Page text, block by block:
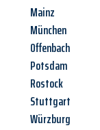
Mainz
München
Offenbach
Potsdam
Rostock
Stuttgart
Würzburg